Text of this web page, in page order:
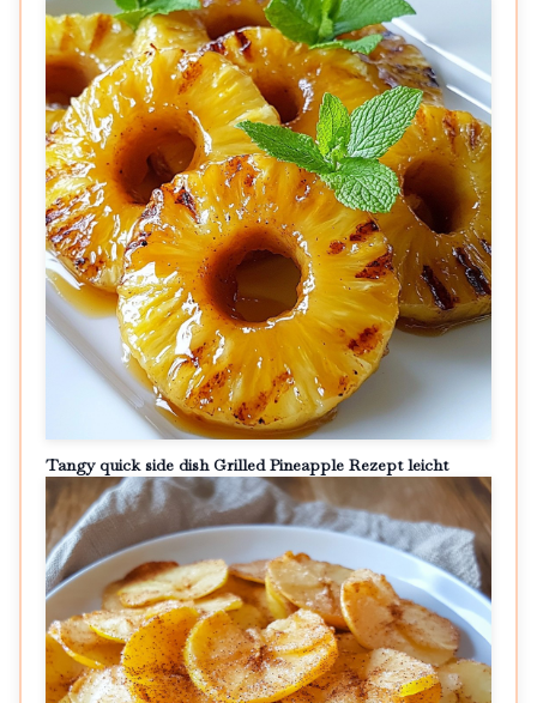
Tangy quick side dish Grilled Pineapple Rezept leicht